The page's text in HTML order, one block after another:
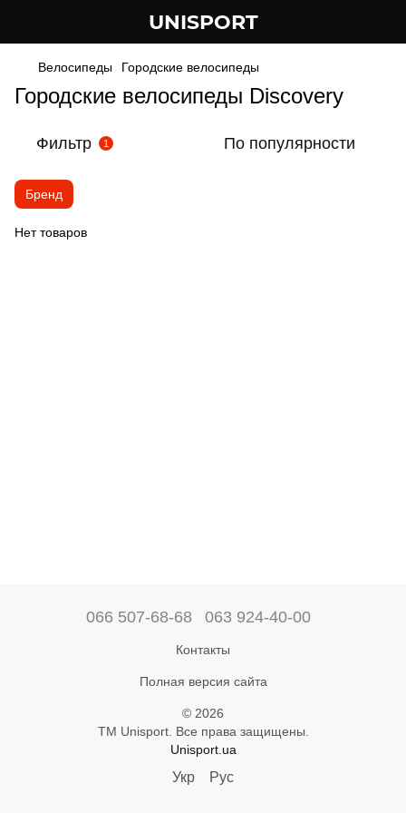
UNISPORT
Велосипеды Городские велосипеды
Городские велосипеды Discovery
Фильтр 1 По популярности
Бренд
Нет товаров
066 507-68-68 063 924-40-00
Контакты
Полная версия сайта
© 2026
ТМ Unisport. Все права защищены.
Unisport.ua
Укр Рус